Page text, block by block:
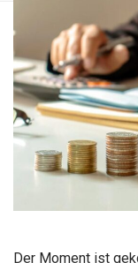
Der Moment ist